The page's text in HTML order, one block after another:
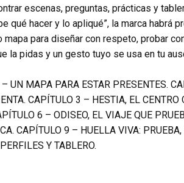
escenas, preguntas, prácticas y
qué hacer y lo apliqué”, la marca habrá
para diseñar con respeto, probar
la pidas y un gesto tuyo se usa en tu
UN MAPA PARA ESTAR PRESENTES.
CAPÍTULO 3 – HESTIA, EL
6 – ODISEO, EL VIAJE QUE
CAPÍTULO 9 – HUELLA VIVA:
Y TABLERO.